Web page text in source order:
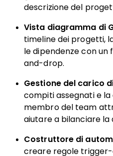
descrizione del
Vista diagramma di
timeline dei progetti,
le dipendenze con
and-drop.
Gestione del carico
compiti assegnati e
membro del team
aiutare a bilanciare la
Costruttore di
creare regole trigger-